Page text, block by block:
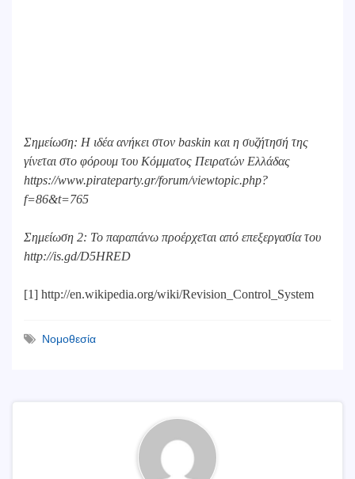
Σημείωση: Η ιδέα ανήκει στον baskin και η συζήτησή της
γίνεται στο φόρουμ του Κόμματος Πειρατών Ελλάδας
https://www.pirateparty.gr/forum/viewtopic.php?
f=86&t=765
Σημείωση 2: Το παραπάνω προέρχεται από επεξεργασία του
http://is.gd/D5HRED
[1] http://en.wikipedia.org/wiki/Revision_Control_System
Νομοθεσία